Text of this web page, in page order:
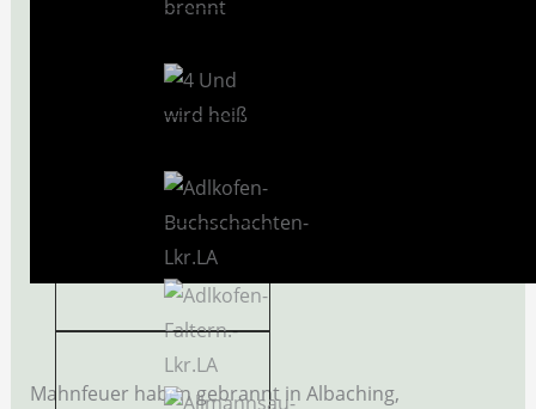
Mahnfeuer haben gebrannt in Albaching,